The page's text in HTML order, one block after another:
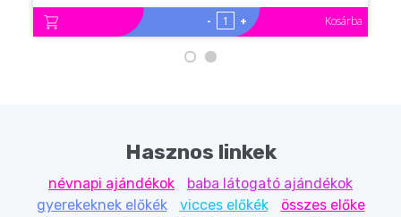
- + Kosárba
Hasznos linkek
névnapi ajándékok
baba látogató ajándékok
gyerekeknek előkék
vicces előkék
összes előke